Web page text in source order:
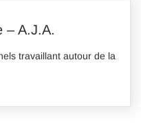
– A.J.A.
travaillant autour de la